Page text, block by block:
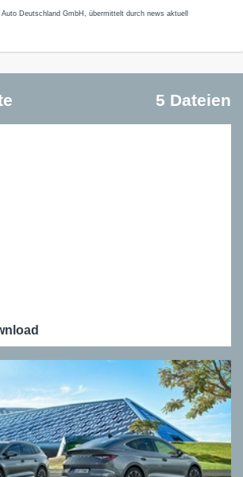
Deutschland GmbH, übermittelt durch news aktuell
5 Dateien